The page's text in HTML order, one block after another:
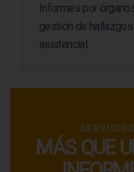
Informes por
gestión de
asistencial.
MÁS QUE